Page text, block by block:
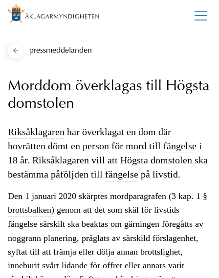
pressmeddelanden
Morddom överklagas till Högsta
domstolen
Riksåklagaren har överklagat en dom där
hovrätten dömt en person för mord till fängelse i
18 år. Riksåklagaren vill att Högsta domstolen ska
bestämma påföljden till fängelse på livstid.
Den 1 januari 2020 skärptes mordparagrafen (3 kap. 1 §
brottsbalken) genom att det som skäl för livstids
fängelse särskilt ska beaktas om gärningen föregåtts av
noggrann planering, präglats av särskild förslagenhet,
syftat till att främja eller dölja annan brottslighet,
inneburit svårt lidande för offret eller annars varit